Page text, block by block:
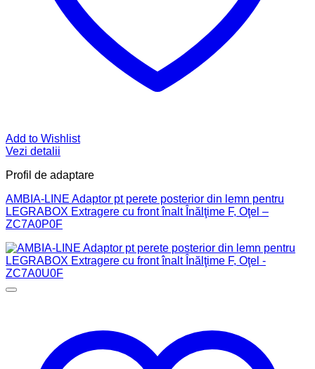
Add to Wishlist
Vezi detalii
Profil de adaptare
AMBIA-LINE Adaptor pt perete posterior din lemn pentru
LEGRABOX Extragere cu front înalt Înălţime F, Oţel –
ZC7A0P0F